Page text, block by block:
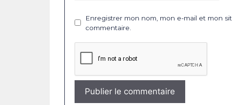
Enregistrer mon nom, mon e-mail et mon
commentaire.